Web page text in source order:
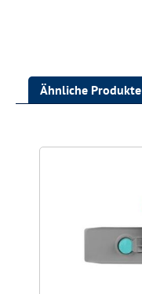
Ähnliche Produkte